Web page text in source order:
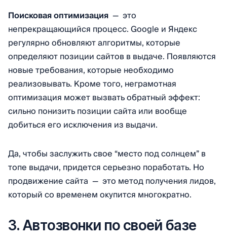
Поисковая оптимизация — это
непрекращающийся процесс. Google и Яндекс
регулярно обновляют алгоритмы, которые
определяют позиции сайтов в выдаче. Появляются
новые требования, которые необходимо
реализовывать. Кроме того, неграмотная
оптимизация может вызвать обратный эффект:
сильно понизить позиции сайта или вообще
добиться его исключения из выдачи.
Да, чтобы заслужить свое “место под солнцем” в
топе выдачи, придется серьезно поработать. Но
продвижение сайта — это метод получения лидов,
который со временем окупится многократно.
3. Автозвонки по своей базе